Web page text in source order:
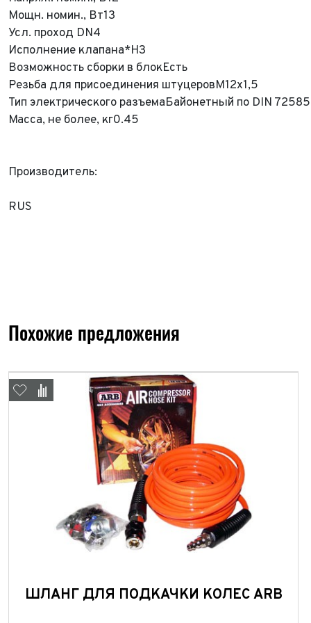
Мощн. номин., Вт13
Усл. проход DN4
Исполнение клапана*НЗ
Возможность сборки в блокЕсть
Резьба для присоединения штуцеровM12x1,5
Тип электрического разъемаБайонетный по DIN
Масса, не более, кг0.45
Производитель:
RUS
Похожие предложения
ШЛАНГ ДЛЯ ПОДКАЧКИ КОЛЕС ARB
ФИО*